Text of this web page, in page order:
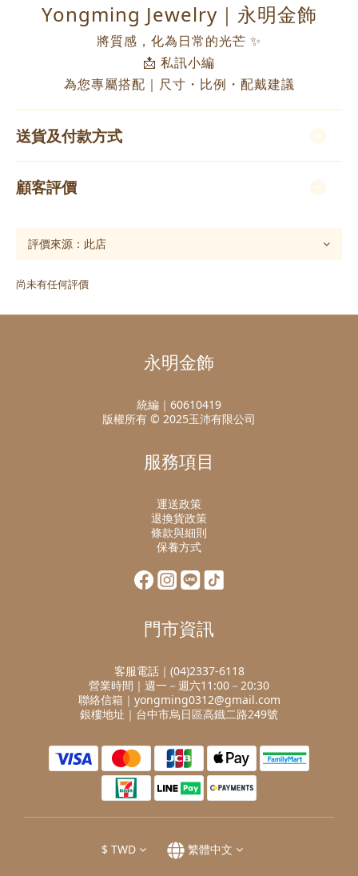
Yongming Jewelry｜永明金飾
將質感，化為日常的光芒 ✨
📩 私訊小編
為您專屬搭配｜尺寸・比例・配戴建議
送貨及付款方式
顧客評價
尚未有任何評價
永明金飾
統編｜60610419
版權所有 © 2025玉沛有限公司
服務項目
運送政策
退換貨政策
條款與細則
保養方式
門市資訊
客服電話｜(04)2337-6118
營業時間｜週一－週六11:00－20:30
聯絡信箱｜yongming0312@gmail.com
銀樓地址｜台中市烏日區高鐵二路249號
$ TWD 繁體中文